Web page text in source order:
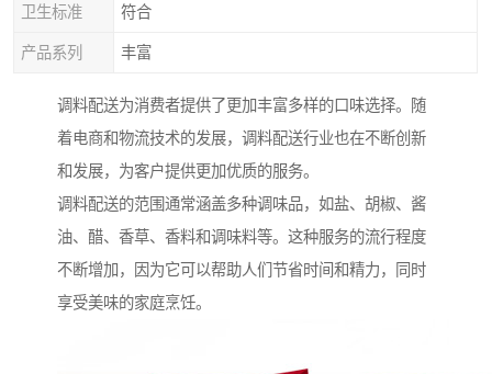
卫生标准 符合
产品系列 丰富
调料配送为消费者提供了更加丰富多样的口味选择。随
着电商和物流技术的发展，调料配送行业也在不断创新
和发展，为客户提供更加优质的服务。
调料配送的范围通常涵盖多种调味品，如盐、胡椒、酱
油、醋、香草、香料和调味料等。这种服务的流行程度
不断增加，因为它可以帮助人们节省时间和精力，同时
享受美味的家庭烹饪。